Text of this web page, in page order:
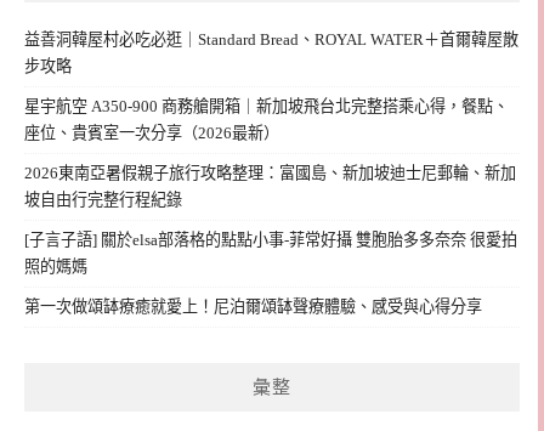
益善洞韓屋村必吃必逛｜Standard Bread、ROYAL WATER＋首爾韓屋散
步攻略
星宇航空 A350-900 商務艙開箱｜新加坡飛台北完整搭乘心得，餐點、
座位、貴賓室一次分享（2026最新）
2026東南亞暑假親子旅行攻略整理：富國島、新加坡迪士尼郵輪、新加
坡自由行完整行程紀錄
[子言子語] 關於elsa部落格的點點小事-菲常好攝 雙胞胎多多奈奈 很愛拍
照的媽媽
第一次做頌缽療癒就愛上！尼泊爾頌缽聲療體驗、感受與心得分享
彙整